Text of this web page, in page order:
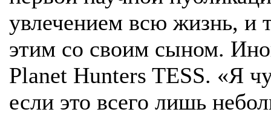
увлечением всю жизнь, и
этим со своим сыном.
Planet Hunters TESS. «Я
если это всего лишь